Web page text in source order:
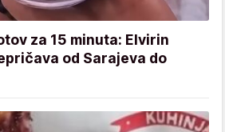
za 15 minuta: Elvirin
od Sarajeva do